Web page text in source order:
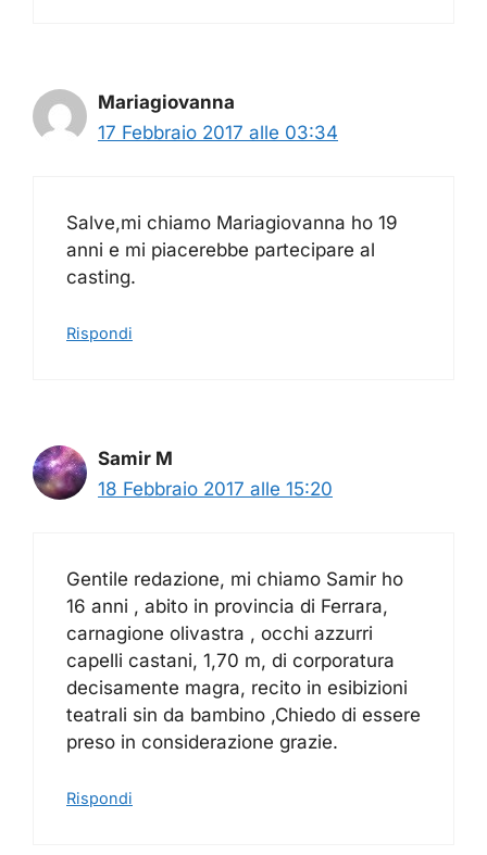
Mariagiovanna
17 Febbraio 2017 alle 03:34
Salve,mi chiamo Mariagiovanna ho 19
anni e mi piacerebbe partecipare al
casting.
Rispondi
Samir M
18 Febbraio 2017 alle 15:20
Gentile redazione, mi chiamo Samir ho
16 anni , abito in provincia di Ferrara,
carnagione olivastra , occhi azzurri
capelli castani, 1,70 m, di corporatura
decisamente magra, recito in esibizioni
teatrali sin da bambino ,Chiedo di essere
preso in considerazione grazie.
Rispondi